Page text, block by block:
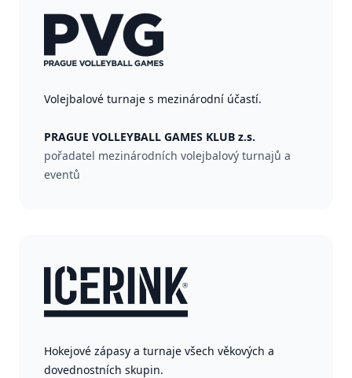
Volejbalové turnaje s mezinárodní účastí.
PRAGUE VOLLEYBALL GAMES KLUB z.s.
pořadatel mezinárodních volejbalový turnajů a
eventů
Hokejové zápasy a turnaje všech věkových a
dovednostních skupin.